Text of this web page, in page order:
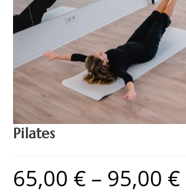
Pilates
65,00 € – 95,00 €